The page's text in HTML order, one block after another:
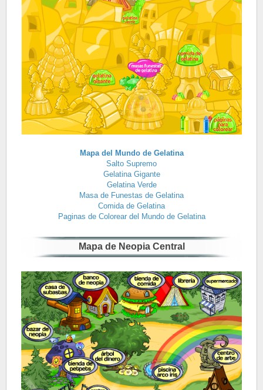
Mapa del Mundo de Gelatina
Salto Supremo
Gelatina Gigante
Gelatina Verde
Masa de Funestas de Gelatina
Comida de Gelatina
Paginas de Colorear del Mundo de Gelatina
Mapa de Neopia Central